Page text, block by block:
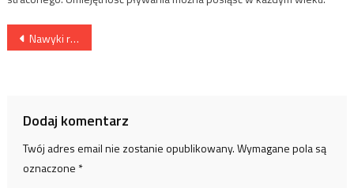
Nawigacja
Nawyki rodziców mają wpływ na dzieci
Dodaj komentarz
Twój adres email nie zostanie opublikowany.Wymagane pola są
oznaczone *